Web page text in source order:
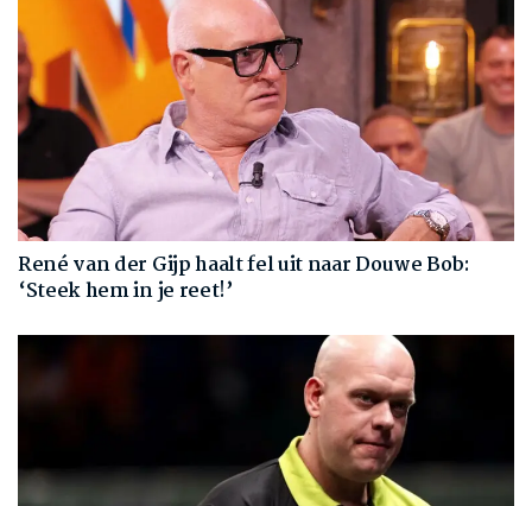
René van der Gijp haalt fel uit naar Douwe Bob:
‘Steek hem in je reet!’